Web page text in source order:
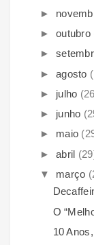
►
► outubro
►
► agosto
► julho
► junho
► maio
► abril
▼ março
O
10